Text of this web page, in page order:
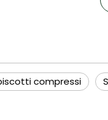
compressi